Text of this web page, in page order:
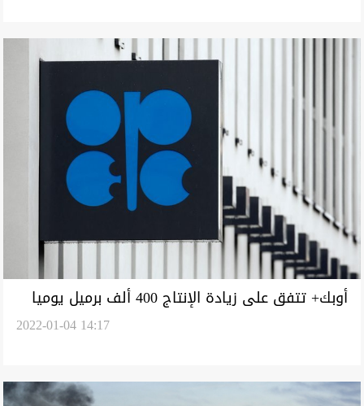
أوبك+ تتفق على زيادة الإنتاج 400 ألف برميل يوميا
2022-01-04 14:17